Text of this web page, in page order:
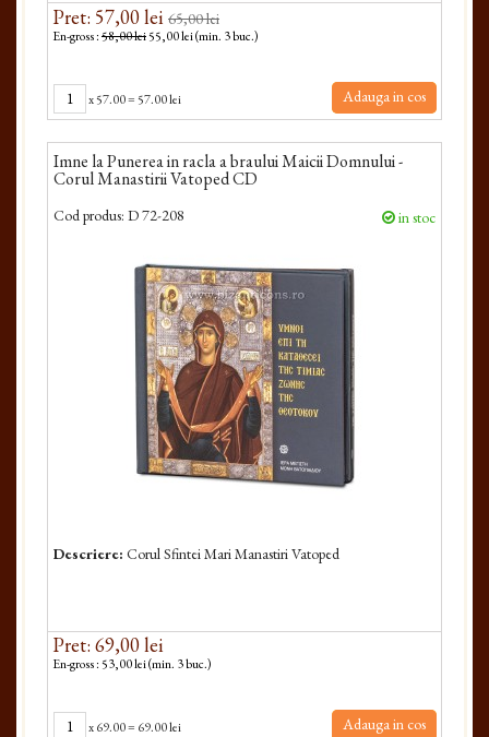
Pret: 57,00 lei 65,00 lei
En-gross :58,00 lei55,00 lei (min. 3 buc.)
x57.00= 57.00 lei Adauga in cos
Imne la Punerea in racla a braului Maicii Domnului -
Corul Manastirii Vatoped CD
Cod produs: D 72-208 in stoc
Descriere: Corul Sfintei Mari Manastiri Vatoped
Pret: 69,00 lei
En-gross : 53,00 lei (min. 3 buc.)
x69.00= 69.00 lei Adauga in cos